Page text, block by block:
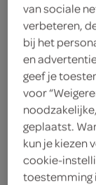
1 teentje
1 snee oud
2 eetlepels
4 portobello’s
van sociale
verbeteren,
bij het
en
geef je
voor
geplaatst.
kun je kiezen
cookie-
toestemming